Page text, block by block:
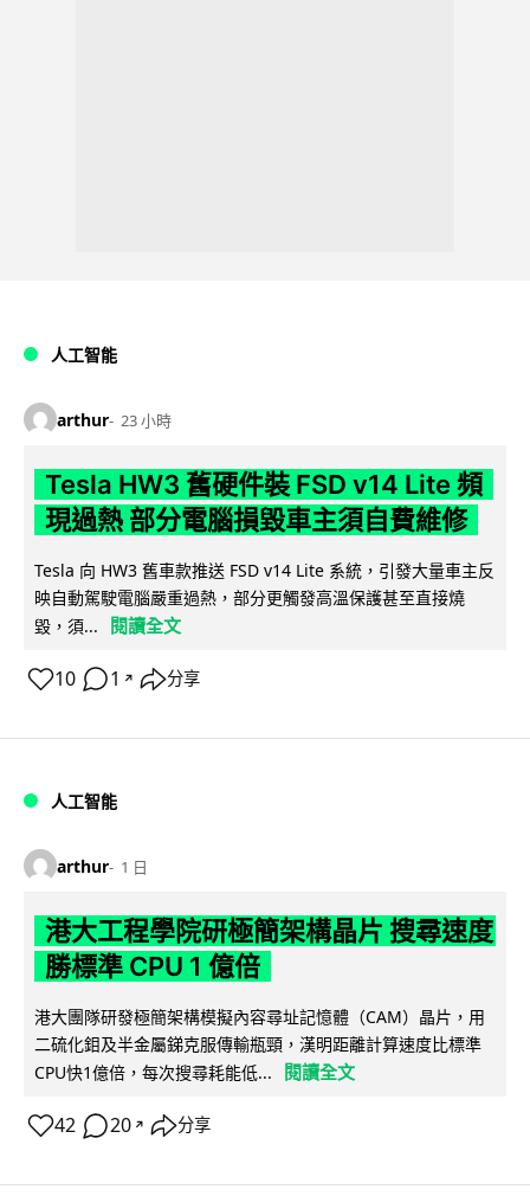
人工智能
arthur 23 小時
Tesla HW3 舊硬件裝 FSD v14 Lite 頻
現過熱 部分電腦損毀車主須自費維修
Tesla 向 HW3 舊車款推送 FSD v14 Lite 系統，引發大量車主反
映自動駕駛電腦嚴重過熱，部分更觸發高溫保護甚至直接燒
毀，須...
閱讀全文
10 1 ↗ 分享
人工智能
arthur 1 日
港大工程學院研極簡架構晶片 搜尋速度
勝標準 CPU 1 億倍
港大團隊研發極簡架構模擬內容尋址記憶體（CAM）晶片，用
二硫化鉬及半金屬銻克服傳輸瓶頸，漢明距離計算速度比標準
CPU快1億倍，每次搜尋耗能低...
閱讀全文
42 20 ↗ 分享